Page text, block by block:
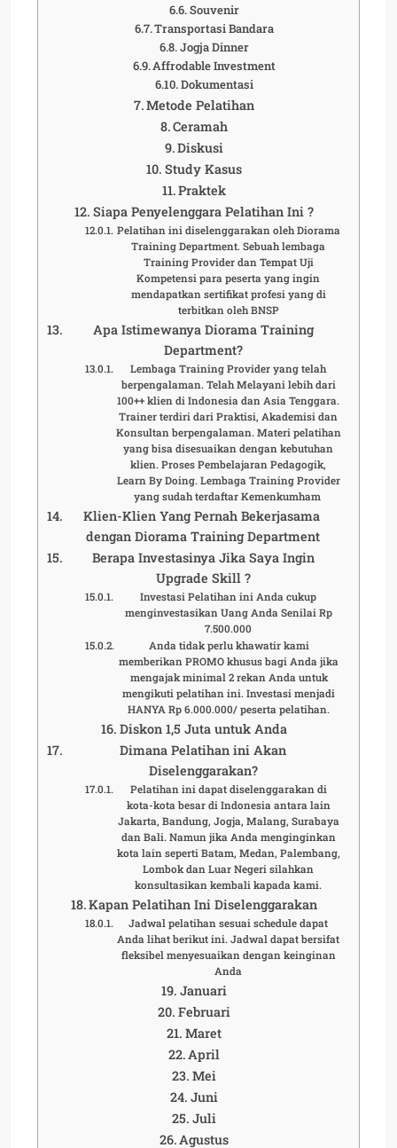
Souvenir
Transportasi Bandara
Jogja Dinner
Affrodable Investment
Dokumentasi
Metode Pelatihan
Ceramah
Diskusi
Study Kasus
Praktek
Siapa Penyelenggara Pelatihan Ini ?
Pelatihan ini diselenggarakan oleh Diorama
Training Department. Sebuah lembaga
Training Provider dan Tempat Uji
Kompetensi para peserta yang ingin
mendapatkan sertifikat profesi yang di
terbitkan oleh BNSP
Apa Istimewanya Diorama Training
Department?
Lembaga Training Provider yang telah
berpengalaman. Telah Melayani lebih dari
100++ klien di Indonesia dan Asia Tenggara.
Trainer terdiri dari Praktisi, Akademisi dan
Konsultan berpengalaman. Materi pelatihan
yang bisa disesuaikan dengan kebutuhan
klien. Proses Pembelajaran Pedagogik,
Learn By Doing. Lembaga Training Provider
yang sudah terdaftar Kemenkumham
Klien-Klien Yang Pernah Bekerjasama
dengan Diorama Training Department
Berapa Investasinya Jika Saya Ingin
Upgrade Skill ?
Investasi Pelatihan ini Anda cukup
menginvestasikan Uang Anda Senilai Rp
7.500.000
Anda tidak perlu khawatir kami
memberikan PROMO khusus bagi Anda jika
mengajak minimal 2 rekan Anda untuk
mengikuti pelatihan ini. Investasi menjadi
HANYA Rp 6.000.000/ peserta pelatihan.
Diskon 1,5 Juta untuk Anda
Dimana Pelatihan ini Akan
Diselenggarakan?
Pelatihan ini dapat diselenggarakan di
kota-kota besar di Indonesia antara lain
Jakarta, Bandung, Jogja, Malang, Surabaya
dan Bali. Namun jika Anda menginginkan
kota lain seperti Batam, Medan, Palembang,
Lombok dan Luar Negeri silahkan
konsultasikan kembali kapada kami.
Kapan Pelatihan Ini Diselenggarakan
Jadwal pelatihan sesuai schedule dapat
Anda lihat berikut ini. Jadwal dapat bersifat
fleksibel menyesuaikan dengan keinginan
Anda
Januari
Februari
Maret
April
Mei
Juni
Juli
Agustus